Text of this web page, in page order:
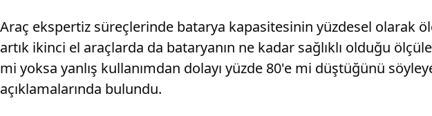
Araç ekspertiz süreçlerinde batarya kapasitesinin yüzdesel olarak
artık ikinci el araçlarda da bataryanın ne kadar sağlıklı olduğu
mi yoksa yanlış kullanımdan dolayı yüzde 80'e mi düştüğünü
açıklamalarında bulundu.